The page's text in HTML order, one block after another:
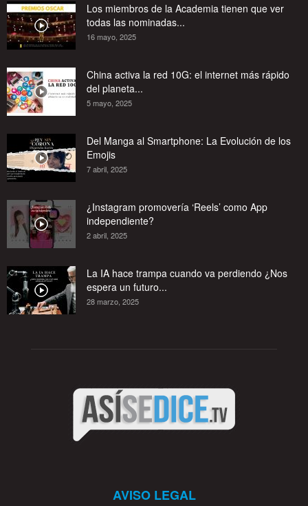
Los miembros de la Academia tienen que ver
todas las nominadas...
16 mayo, 2025
China activa la red 10G: el internet más rápido
del planeta...
5 mayo, 2025
Del Manga al Smartphone: La Evolución de los
Emojis
7 abril, 2025
¿Instagram promovería ‘Reels’ como App
independiente?
2 abril, 2025
La IA hace trampa cuando va perdiendo ¿Nos
espera un futuro...
28 marzo, 2025
AVISO LEGAL